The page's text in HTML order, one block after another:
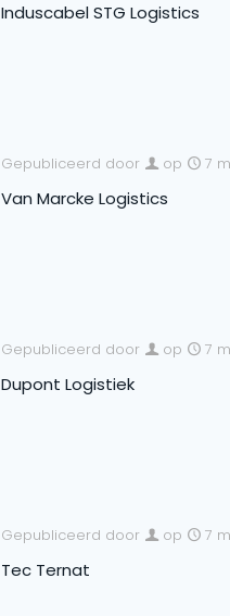
Induscabel STG Logistics
Gepubliceerd door op 7
Van Marcke Logistics
Gepubliceerd door op 7
Dupont Logistiek
Gepubliceerd door op 7
Tec Ternat